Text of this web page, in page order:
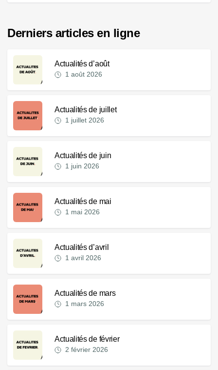
Derniers articles en ligne
Actualités d’août
1 août 2026
Actualités de juillet
1 juillet 2026
Actualités de juin
1 juin 2026
Actualités de mai
1 mai 2026
Actualités d’avril
1 avril 2026
Actualités de mars
1 mars 2026
Actualités de février
2 février 2026